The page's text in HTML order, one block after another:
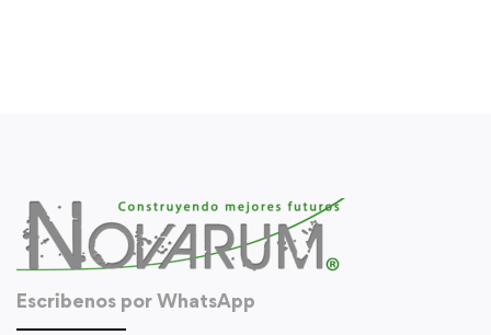
Escribenos por WhatsApp